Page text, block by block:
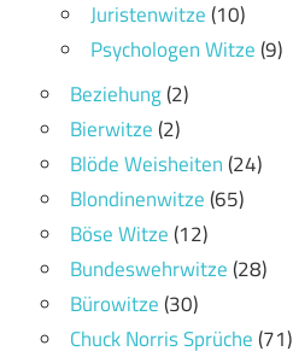
Juristenwitze(10)
Psychologen Witze(9)
Beziehung(2)
Bierwitze(2)
Blöde Weisheiten(24)
Blondinenwitze(65)
Böse Witze(12)
Bundeswehrwitze(28)
Bürowitze(30)
Chuck Norris Sprüche(71)